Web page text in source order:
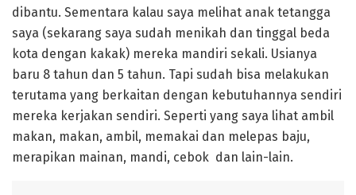
dibantu. Sementara kalau saya melihat anak tetangga
saya (sekarang saya sudah menikah dan tinggal beda
kota dengan kakak) mereka mandiri sekali. Usianya
baru 8 tahun dan 5 tahun. Tapi sudah bisa melakukan
terutama yang berkaitan dengan kebutuhannya sendiri
mereka kerjakan sendiri. Seperti yang saya lihat ambil
makan, makan, ambil, memakai dan melepas baju,
merapikan mainan, mandi, cebok dan lain-lain.